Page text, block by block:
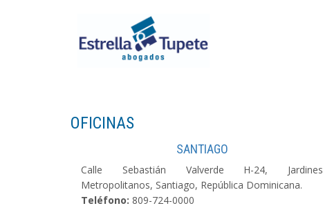
OFICINAS
SANTIAGO
Calle Sebastián Valverde H-24, Jardines
Metropolitanos, Santiago, República Dominicana.
Teléfono: 809-724-0000